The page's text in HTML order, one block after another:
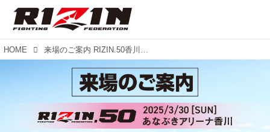
HOME 来場のご案内 RIZIN.50香川大会